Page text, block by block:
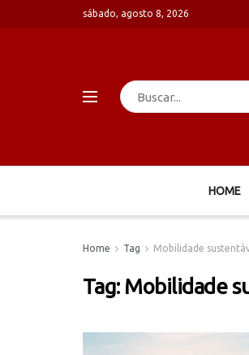
sábado, agosto 8, 2026
HOME
Home Tag Mobilidade
Tag: Mobilidade